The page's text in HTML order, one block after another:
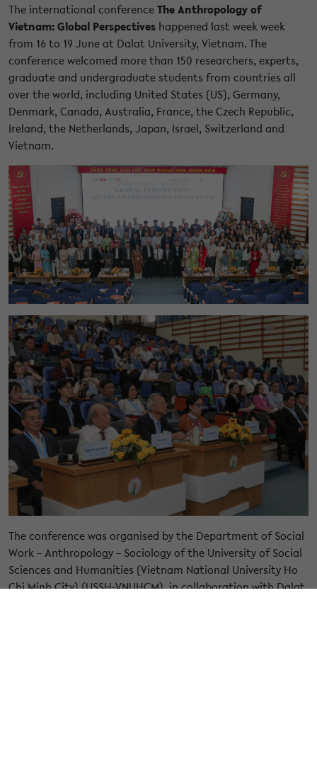
The international conferenceThe Anthropology of
Vietnam: Global Perspectives happened last week week
from 16 to 19 June at Dalat University, Vietnam. The
conference welcomed more than 150 researchers, experts,
graduate and undergraduate students from countries all
over the world, including United States (US), Germany,
Denmark, Canada, Australia, France, the Czech Republic,
Ireland, the Netherlands, Japan, Israel, Switzerland and
Vietnam.
The conference was organised by the Department of Social
Work – Anthropology – Sociology of the University of Social
Sciences and Humanities (Vietnam National University Ho
Chi Minh City) (USSH-VNUHCM), in collaboration with Dalat